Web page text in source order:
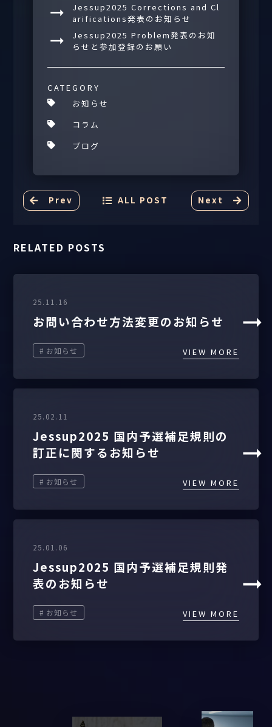
Jessup2025 Corrections and Cl
arifications発表のお知らせ
Jessup2025 Problem発表のお知
らせと参加登録のお願い
CATEGORY
お知らせ
コラム
ブログ
Prev ALL POST Next
RELATED POSTS
25.11.16
お問い合わせ方法変更のお知らせ
# お知らせ VIEW MORE
25.02.11
Jessup2025 国内予選補足規則の
訂正に関するお知らせ
# お知らせ VIEW MORE
25.01.06
Jessup2025 国内予選補足規則発
表のお知らせ
# お知らせ VIEW MORE